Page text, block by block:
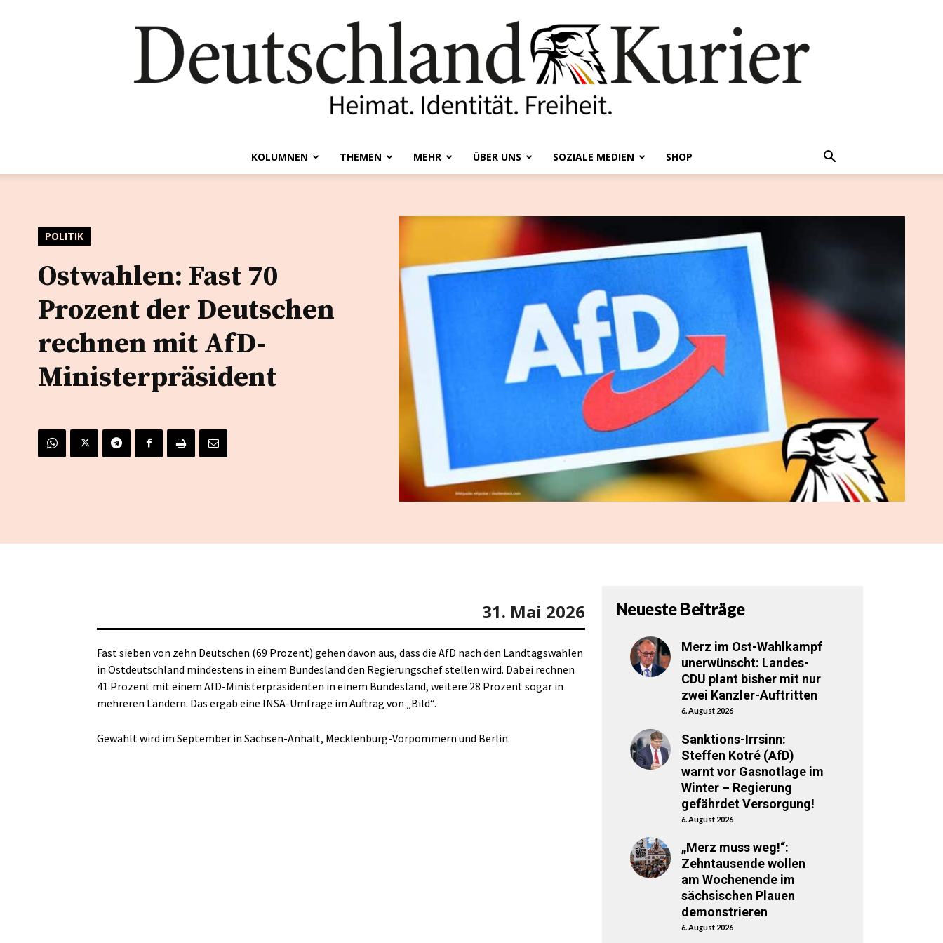
Kurier
KOLUMNEN THEMEN MEHR ÜBER UNS SOZIALE MEDIEN SHOP
POLITIK
Ostwahlen: Fast 70
Prozent der Deutschen
rechnen mit AfD-
Ministerpräsident
31. Mai 2026
Fast sieben von zehn Deutschen (69 Prozent) gehen davon aus, dass die AfD nach den Landtagswahlen
in Ostdeutschland mindestens in einem Bundesland den Regierungschef stellen wird. Dabei rechnen
41 Prozent mit einem AfD-Ministerpräsidenten in einem Bundesland, weitere 28 Prozent sogar in
mehreren Ländern. Das ergab eine INSA-Umfrage im Auftrag von „Bild“.
Gewählt wird im September in Sachsen-Anhalt, Mecklenburg-Vorpommern und Berlin.
Neueste Beiträge
Merz im Ost-Wahlkampf
unerwünscht: Landes-
CDU plant bisher mit nur
zwei Kanzler-Auftritten
6. August 2026
Sanktions-Irrsinn:
Steffen Kotré (AfD)
warnt vor Gasnotlage im
Winter – Regierung
gefährdet Versorgung!
6. August 2026
„Merz muss weg!“:
Zehntausende wollen
am Wochenende im
sächsischen Plauen
demonstrieren
6. August 2026